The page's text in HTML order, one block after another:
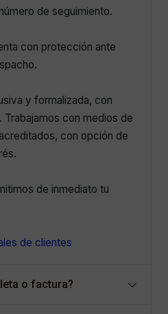
de seguimiento.
con protección ante
y formalizada, con
con medios de
con opción de
de inmediato tu
de clientes
o factura?